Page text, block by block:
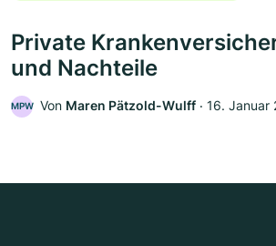
Private
und Nachteile
MPW Von Maren Pätzold-Wulff ‧ 16. Januar